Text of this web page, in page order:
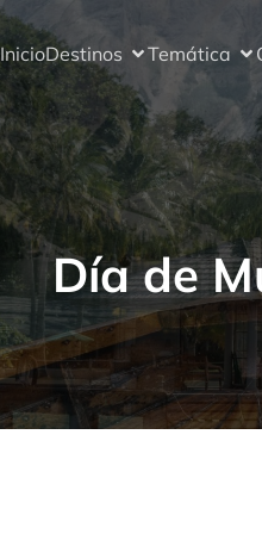
InicioDestinos Temática
Día de